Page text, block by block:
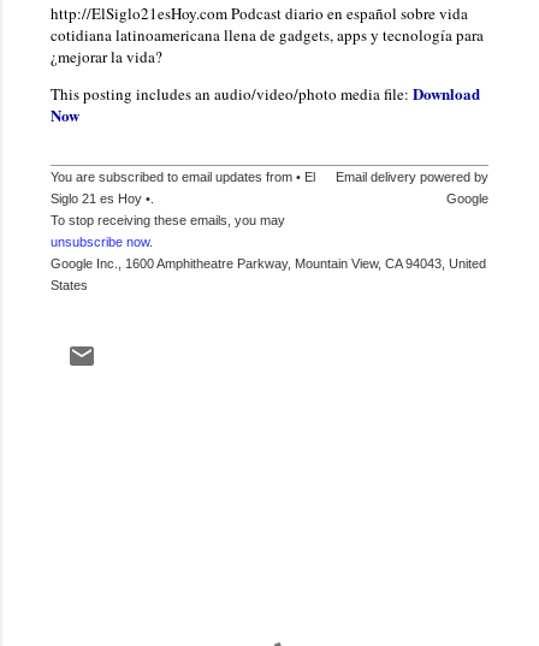
http://ElSiglo21esHoy.com Podcast diario en español sobre vida
cotidiana latinoamericana llena de gadgets, apps y tecnología para
¿mejorar la vida?
This posting includes an audio/video/photo media file: Download
Now
You are subscribed to email updates from • El
Siglo 21 es Hoy •.
To stop receiving these emails, you may
unsubscribe now.
Email delivery powered by
Google
Google Inc., 1600 Amphitheatre Parkway, Mountain View, CA 94043, United
States